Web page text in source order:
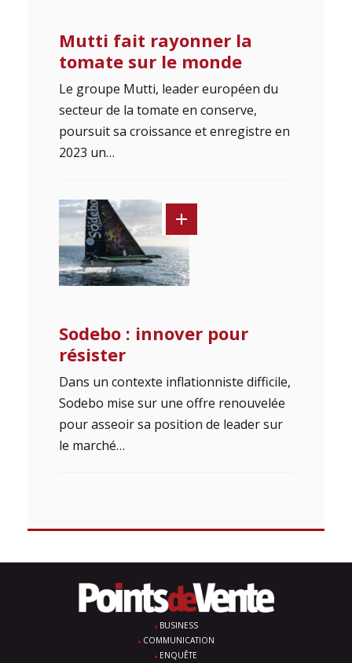
Mutti fait rayonner la
tomate sur le monde
Le groupe Mutti, leader européen du
secteur de la tomate en conserve,
poursuit sa croissance et enregistre en
2023 un…
Sodebo : innover pour
résister
Dans un contexte inflationniste difficile,
Sodebo mise sur une offre renouvelée
pour asseoir sa position de leader sur
le marché…
BUSINESS
COMMUNICATION
ENQUÊTE